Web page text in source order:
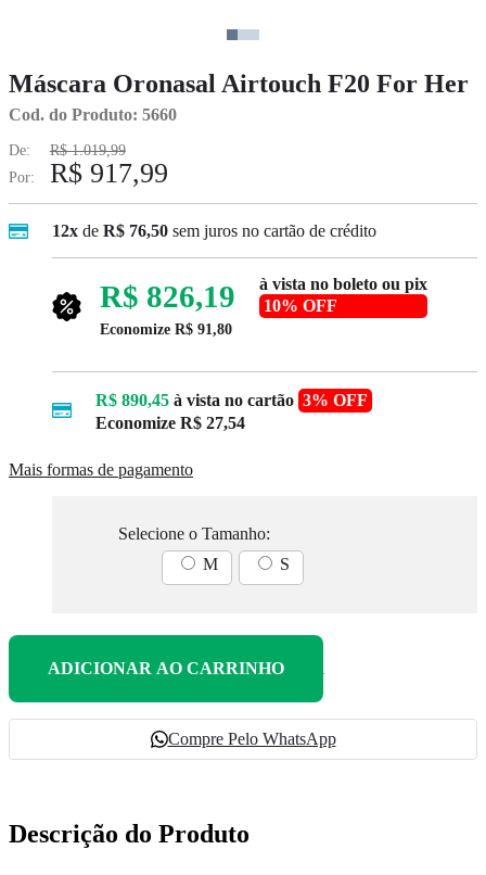
Máscara Oronasal Airtouch F20 For Her
Cod. do Produto: 5660
De:
R$ 1.019,99
Por:
R$ 917,99
12x de R$ 76,50 sem juros no cartão de crédito
R$ 826,19
à vista no boleto ou pix
10% OFF
Economize R$ 91,80
R$ 890,45 à vista no cartão 3% OFF
Economize R$ 27,54
Mais formas de pagamento
Selecione o Tamanho:
M
S
ADICIONAR AO CARRINHO
Compre Pelo WhatsApp
Descrição do Produto